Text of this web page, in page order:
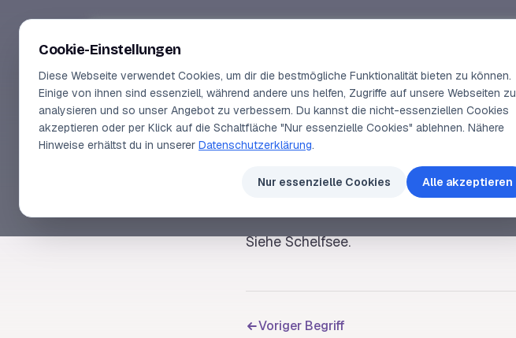
SEGELLEXIKON
Schelf
SieheSchelfsee.
Voriger Begriff
Cookie-Einstellungen
Diese Webseite verwendet Cookies, um dir die bestmögliche Funktionalität bieten zu können.
Einige von ihnen sind essenziell, während andere uns helfen, Zugriffe auf unsere Webseiten zu
analysieren und so unser Angebot zu verbessern. Du kannst die nicht-essenziellen Cookies
akzeptieren oder per Klick auf die Schaltfläche "Nur essenzielle Cookies" ablehnen. Nähere
Hinweise erhältst du in unserer Datenschutzerklärung.
Nur essenzielle Cookies Alle akzeptieren